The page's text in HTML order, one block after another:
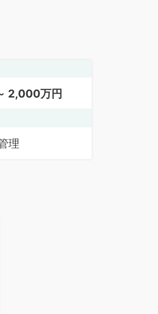
2,000万円
理